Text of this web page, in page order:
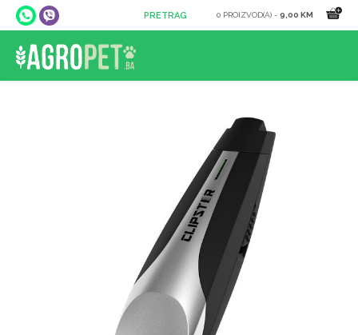
0 PROIZVOD(A) - 9,00 KM